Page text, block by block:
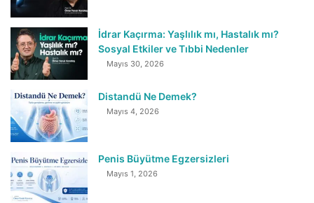
İdrar Kaçırma: Yaşlılık mı, Hastalık mı?
Sosyal Etkiler ve Tıbbi Nedenler
Mayıs 30, 2026
Distandü Ne Demek?
Mayıs 4, 2026
Penis Büyütme Egzersizleri
Mayıs 1, 2026